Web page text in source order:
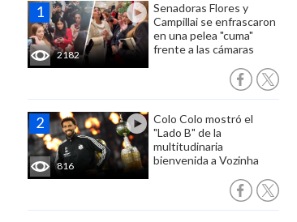
2182
Senadoras Flores y
Campillai se enfrascaron
en una pelea "cuma"
frente a las cámaras
816
Colo Colo mostró el
"Lado B" de la
multitudinaria
bienvenida a Vozinha